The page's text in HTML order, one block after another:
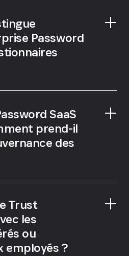
Password
SaaS
prend-il
des
Trust
les
ou
employés ?